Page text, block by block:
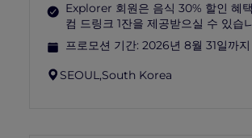
Explorer 회원은 음식 30% 할인 혜
컴 드링크 1잔을 제공받으실 수 있습
프로모션 기간: 2026년 8월 31일까지
SEOUL,South Korea